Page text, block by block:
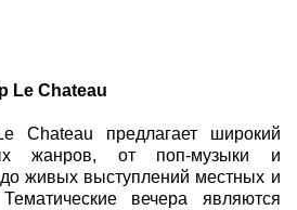
Le Chateau
Chateau предлагает широкий
жанров, от поп-музыки и
живых выступлений местных и
вечера являются